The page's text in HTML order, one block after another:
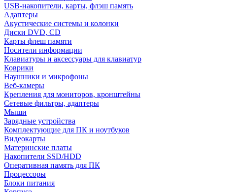
USB-накопители, карты, флэш память
Адаптеры
Акустические системы и колонки
Диски DVD, CD
Карты флеш памяти
Носители информации
Клавиатуры и аксессуары для клавиатур
Коврики
Наушники и микрофоны
Веб-камеры
Крепления для мониторов, кронштейны
Сетевые фильтры, адаптеры
Мыши
Зарядные устройства
Комплектующие для ПК и ноутбуков
Видеокарты
Материнские платы
Накопители SSD/HDD
Оперативная память для ПК
Процессоры
Блоки питания